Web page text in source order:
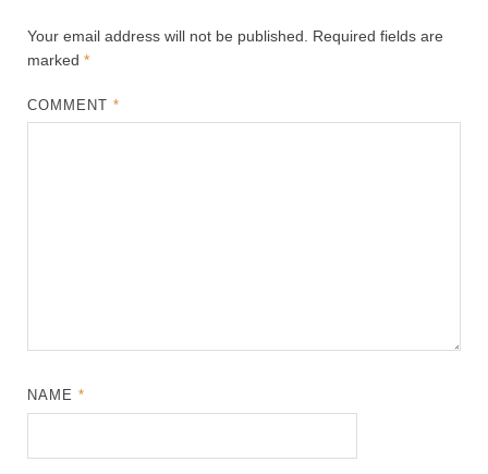
Your email address will not be published.
Required fields are
marked *
COMMENT*
NAME*